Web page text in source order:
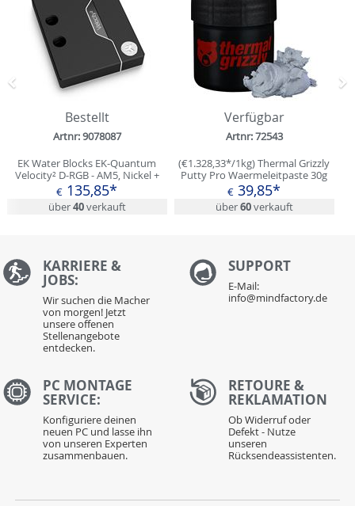
Bestellt
Artnr: 9078087
EK Water Blocks EK-Quantum
Velocity² D-RGB - AM5, Nickel +
Acetal
€ 135,85*
über40verkauft
Verfügbar
Artnr: 72543
(€1.328,33*/1kg) Thermal Grizzly
Putty Pro Waermeleitpaste 30g
€ 39,85*
über60verkauft
Zurück
KARRIERE &
JOBS:
Wir suchen die Macher
von morgen! Jetzt
unsere offenen
Stellenangebote
entdecken.
SUPPORT
E-Mail:
info@mindfactory.de
PC MONTAGE
SERVICE:
Konfiguriere deinen
neuen PC und lasse ihn
von unseren Experten
zusammenbauen.
RETOURE &
REKLAMATION
Ob Widerruf oder
Defekt - Nutze
unseren
Rücksendeassistenten.